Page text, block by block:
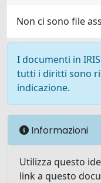
Non ci sono file
I documenti in
tutti i diritti sono
indicazione.
Informazioni
Utilizza questo
link a questo